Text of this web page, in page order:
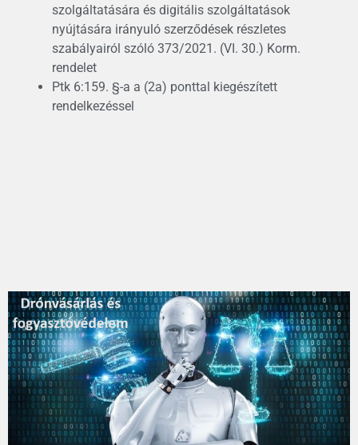
szolgáltatására és digitális szolgáltatások
nyújtására irányuló szerződések részletes
szabályairól szóló 373/2021. (VI. 30.) Korm.
rendelet
Ptk 6:159. §-a a (2a) ponttal kiegészített
rendelkezéssel